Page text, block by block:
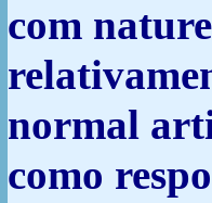
com
normal
como